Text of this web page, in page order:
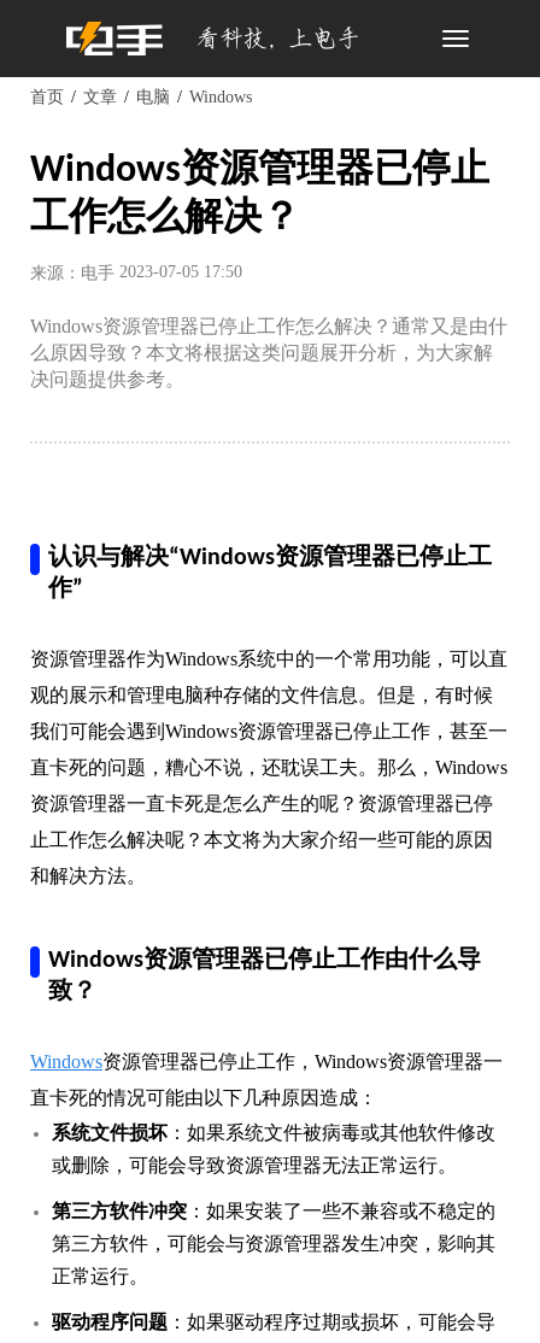
Toggle
首页 文章 电脑 Windows
Windows资源管理器已停止
工作怎么解决？
来源：电手 2023-07-05 17:50
Windows资源管理器已停止工作怎么解决？通常又是由什
么原因导致？本文将根据这类问题展开分析，为大家解
决问题提供参考。
认识与解决“Windows资源管理器已停止工
作”
资源管理器作为Windows系统中的一个常用功能，可以直
观的展示和管理电脑种存储的文件信息。但是，有时候
我们可能会遇到Windows资源管理器已停止工作，甚至一
直卡死的问题，糟心不说，还耽误工夫。那么，Windows
资源管理器一直卡死是怎么产生的呢？资源管理器已停
止工作怎么解决呢？本文将为大家介绍一些可能的原因
和解决方法。
Windows资源管理器已停止工作由什么导
致？
Windows资源管理器已停止工作，Windows资源管理器一
直卡死的情况可能由以下几种原因造成：
系统文件损坏 ：如果系统文件被病毒或其他软件修改
或删除，可能会导致资源管理器无法正常运行。
第三方软件冲突 ：如果安装了一些不兼容或不稳定的
第三方软件，可能会与资源管理器发生冲突，影响其
正常运行。
驱动程序问题 ：如果驱动程序过期或损坏，可能会导